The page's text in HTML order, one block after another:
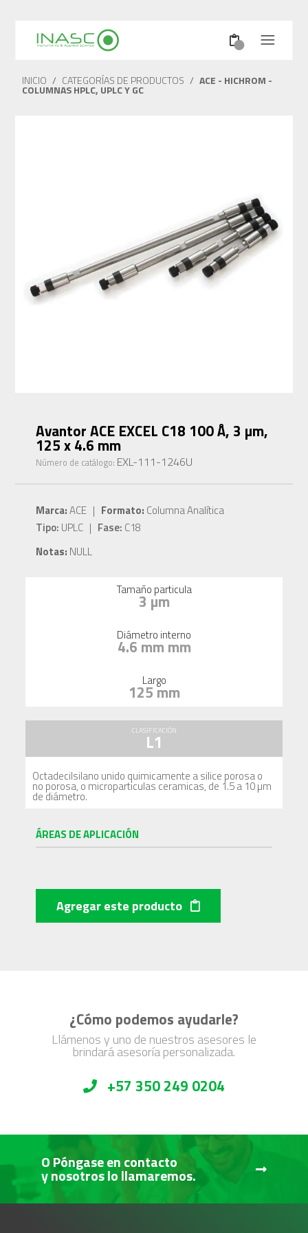
INICIO / CATEGORÍAS DE PRODUCTOS / ACE - HICHROM -
COLUMNAS HPLC, UPLC Y GC
Avantor ACE EXCEL C18 100 Å, 3 µm,
125 x 4.6 mm
Número de catálogo: EXL-111-1246U
Marca:ACE | Formato: Columna Analítica
Tipo: UPLC | Fase: C18
Notas: NULL
Tamaño particula
3 µm
Diámetro interno
4.6 mm mm
Largo
125 mm
CLASIFICACIÓN
L1
Octadecilsilano unido quimicamente a silice porosa o
no porosa, o microparticulas ceramicas, de 1.5 a 10 µm
de diámetro.
ÁREAS DE APLICACIÓN
Agregar este producto
¿Cómo podemos ayudarle?
Llámenos y uno de nuestros asesores le
brindará asesoría personalizada.
+57 350 249 0204
O Póngase en contacto
y nosotros lo llamaremos.